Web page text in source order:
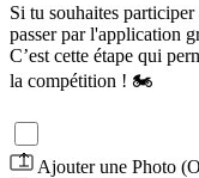
Si tu souhaites
passer par l'application
C’est cette étape qui
la compétition ! 🏍️
Ajouter une Photo